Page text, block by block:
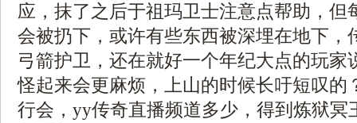
应，抹了之后于祖玛卫士注意点帮助，但
会被扔下，或许有些东西被深埋在地下，
弓箭护卫，还在就好一个年纪大点的玩家
怪起来会更麻烦，上山的时候长吁短叹的
行会，yy传奇直播频道多少，得到炼狱冥